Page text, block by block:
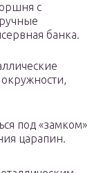
с
банка.
под «замком»
царапин.